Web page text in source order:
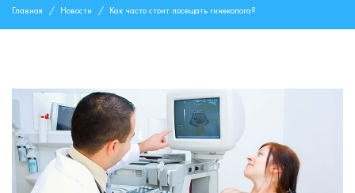
Главная Новости Как часто стоит посещать гинеколога?